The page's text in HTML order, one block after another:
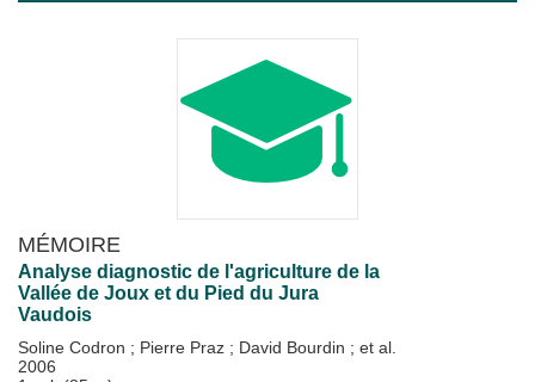
MÉMOIRE
Analyse diagnostic de l'agriculture de la
Vallée de Joux et du Pied du Jura
Vaudois
Soline Codron ; Pierre Praz ; David Bourdin ; et al.
2006